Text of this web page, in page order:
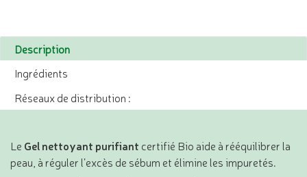
Description
Ingrédients
Réseaux de distribution :
Le Gel nettoyant purifiant certifié Bio aide à rééquilibrer la
peau, à réguler l’excès de sébum et élimine les impuretés.